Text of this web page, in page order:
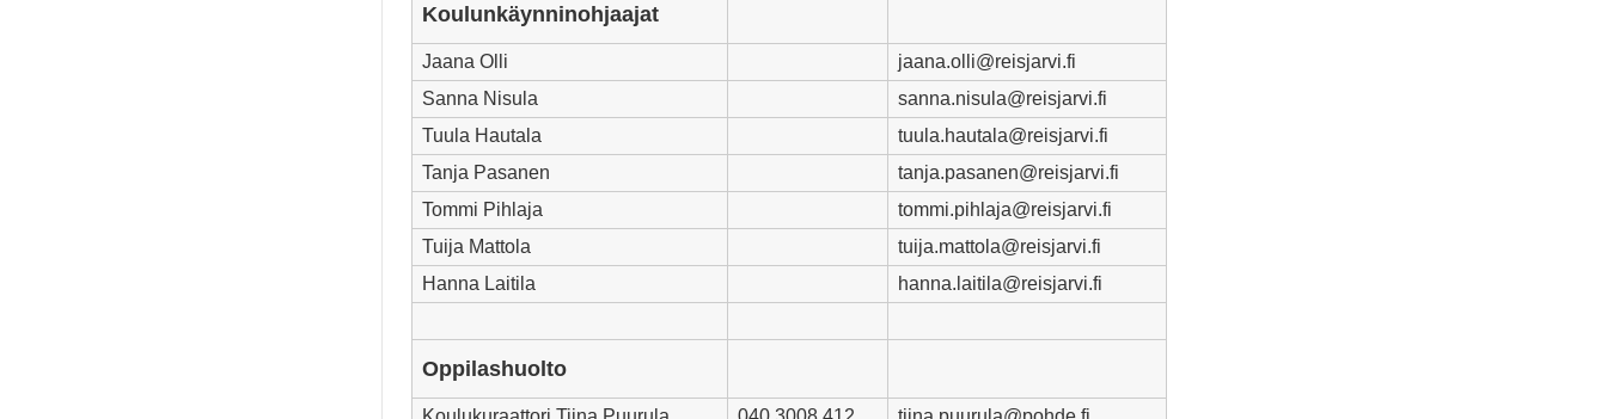
Koulunkäynninohjaajat
Jaana Olli
jaana.olli@reisjarvi.fi
Sanna Nisula
sanna.nisula@reisjarvi.fi
Tuula Hautala
tuula.hautala@reisjarvi.fi
Tanja Pasanen
tanja.pasanen@reisjarvi.fi
Tommi Pihlaja
tommi.pihlaja@reisjarvi.fi
Tuija Mattola
tuija.mattola@reisjarvi.fi
Hanna Laitila
hanna.laitila@reisjarvi.fi
Oppilashuolto